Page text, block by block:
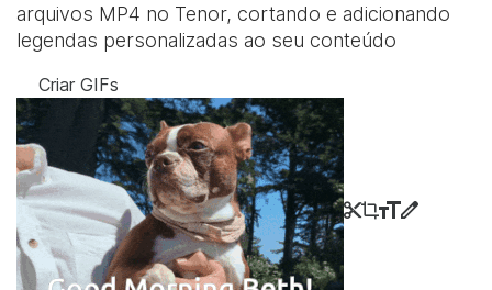
arquivos MP4 no Tenor, cortando e adicionando
legendas personalizadas ao seu conteúdo
Criar GIFs